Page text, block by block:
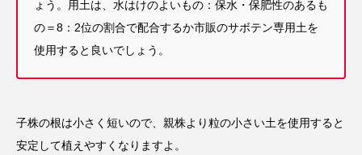
ょう。 用土は、水はけのよいもの：保水・保肥性のあるも
の＝8：2位の割合で配合するか市販のサボテン専用土を
使用すると良いでしょう。
子株の根は小さく短いので、親株より粒の小さい土を使用すると
安定して植えやすくなりますよ。